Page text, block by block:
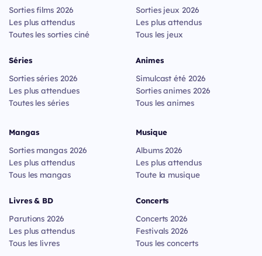
Sorties films 2026
Les plus attendus
Toutes les sorties ciné
Séries
Sorties séries 2026
Les plus attendues
Toutes les séries
Sorties jeux 2026
Les plus attendus
Tous les jeux
Animes
Simulcast été 2026
Sorties animes 2026
Tous les animes
Mangas
Sorties mangas 2026
Les plus attendus
Tous les mangas
Livres & BD
Parutions 2026
Les plus attendus
Tous les livres
Musique
Albums 2026
Les plus attendus
Toute la musique
Concerts
Concerts 2026
Festivals 2026
Tous les concerts